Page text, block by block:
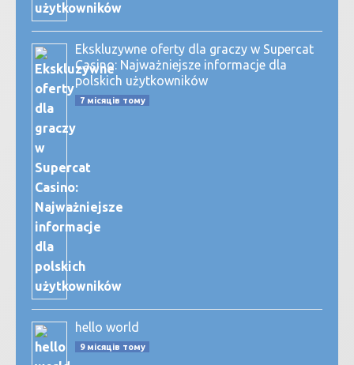
Ekskluzywne oferty dla graczy w Supercat
Casino: Najważniejsze informacje dla
polskich użytkowników
7 місяців тому
hello world
9 місяців тому